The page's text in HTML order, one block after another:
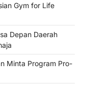
Gym for Life
Depan Daerah
Minta Program Pro-